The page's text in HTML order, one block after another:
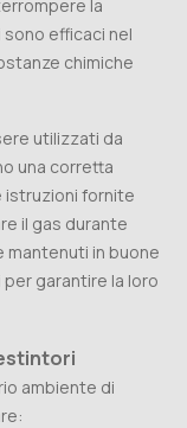
la
efficaci nel
chimiche
utilizzati da
una corretta
istruzioni fornite
il gas durante
mantenuti in buone
garantire la loro
ambiente di